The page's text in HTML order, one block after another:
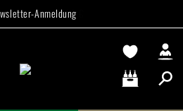
ab 99 €
Anmeldung
Warenkorb